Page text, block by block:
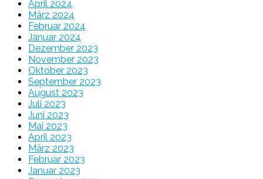
April 2024
März 2024
Februar 2024
Januar 2024
Dezember 2023
November 2023
Oktober 2023
September 2023
August 2023
Juli 2023
Juni 2023
Mai 2023
April 2023
März 2023
Februar 2023
Januar 2023